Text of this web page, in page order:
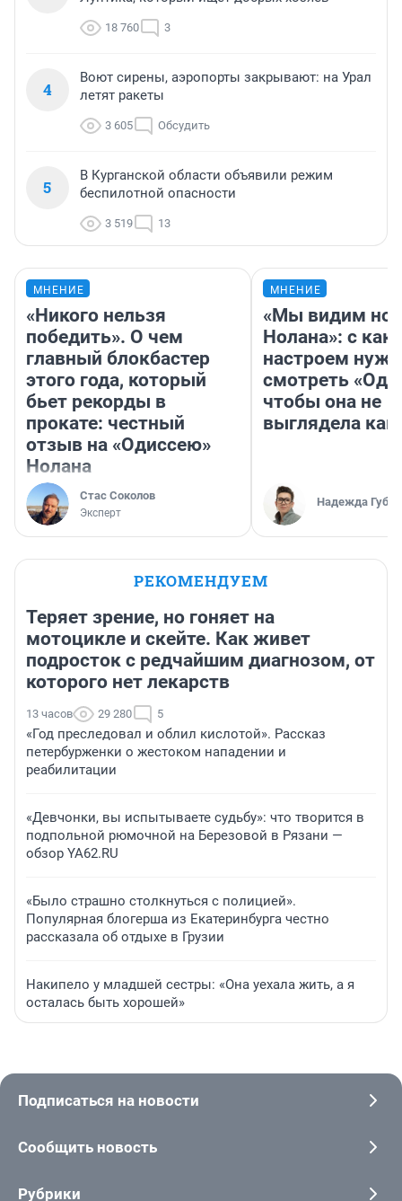
18 760 3
4
Воют сирены, аэропорты закрывают: на Урал
летят ракеты
3 605 Обсудить
5
В Курганской области объявили режим
беспилотной опасности
3 519 13
МНЕНИЕ
«Никого нельзя
победить». О чем
главный блокбастер
этого года, который
бьет рекорды в
прокате: честный
отзыв на «Одиссею»
Нолана
Стас Соколов
Эксперт
МНЕНИЕ
«Мы видим
Нолана»: с
настроем
смотреть
чтобы она не
выглядела как
Надежда
РЕКОМЕНДУЕМ
Теряет зрение, но гоняет на
мотоцикле и скейте. Как живет
подросток с редчайшим диагнозом, от
которого нет лекарств
13 часов 29 280 5
«Год преследовал и облил кислотой». Рассказ
петербурженки о жестоком нападении и
реабилитации
«Девчонки, вы испытываете судьбу»: что творится в
подпольной рюмочной на Березовой в Рязани —
обзор YA62.RU
«Было страшно столкнуться с полицией».
Популярная блогерша из Екатеринбурга честно
рассказала об отдыхе в Грузии
Накипело у младшей сестры: «Она уехала жить, а я
осталась быть хорошей»
Подписаться на новости
Сообщить новость
Рубрики